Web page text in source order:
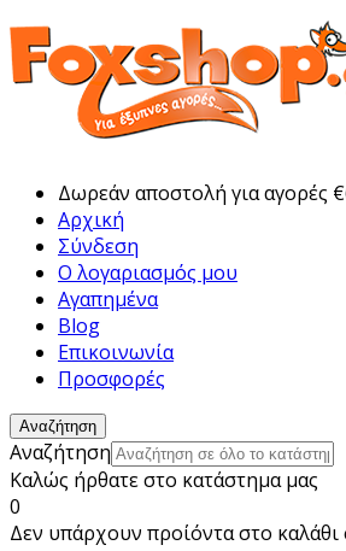
Δωρεάν αποστολή για αγορές
Αρχική
Σύνδεση
Ο λογαριασμός μου
Αγαπημένα
Blog
Επικοινωνία
Προσφορές
Αναζήτηση
Αναζήτηση
Καλώς ήρθατε στο κατάστημα μας
0
Δεν υπάρχουν προίόντα στο καλάθι